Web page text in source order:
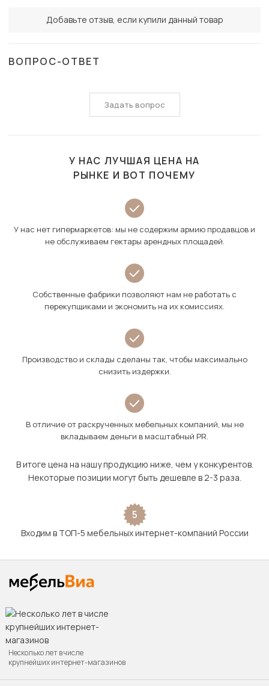
Добавьте отзыв, если купили данный товар
ВОПРОС-ОТВЕТ
Задать вопрос
У НАС ЛУЧШАЯ ЦЕНА НА
РЫНКЕ И ВОТ ПОЧЕМУ
У нас нет гипермаркетов: мы не содержим армию продавцов и
не обслуживаем гектары арендных площадей.
Собственные фабрики позволяют нам не работать с
перекупщиками и экономить на их комиссиях.
Производство и склады сделаны так, чтобы максимально
снизить издержки.
В отличие от раскрученных мебельных компаний, мы не
вкладываем деньги в масштабный PR.
В итоге цена на нашу продукцию ниже, чем у конкурентов.
Некоторые позиции могут быть дешевле в 2-3 раза.
5
Входим в ТОП-5 мебельных интернет-компаний России
Несколько лет в числе
крупнейших интернет-магазинов